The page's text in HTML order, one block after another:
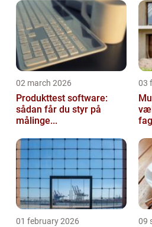
02 march 2026
Produkttest software:
sådan får du styr på
målinge...
03
01 february 2026 09